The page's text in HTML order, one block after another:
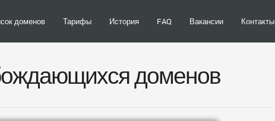
доменов Тарифы История FAQ Вакансии Контакты
доменов